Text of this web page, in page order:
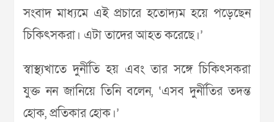
সংবাদ মাধ্যমে এই প্রচারে হতোদ্যম হয়ে পড়েছেন
চিকিৎসকরা। এটা তাদের আহত করেছে।’
স্বাস্থ্যখাতে দুর্নীতি হয় এবং তার সঙ্গে চিকিৎসকরা
যুক্ত নন জানিয়ে তিনি বলেন, ‘এসব দুর্নীতির তদন্ত
হোক, প্রতিকার হোক।’